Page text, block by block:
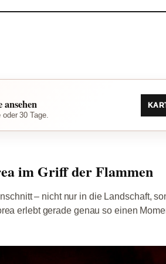
30 Tage.
im Griff der Flammen
– nicht nur in die Landschaft,
erlebt gerade genau so einen